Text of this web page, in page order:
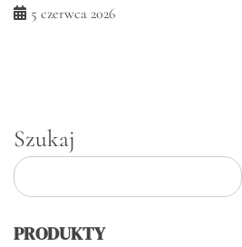
5 czerwca 2026
Szukaj
PRODUKTY